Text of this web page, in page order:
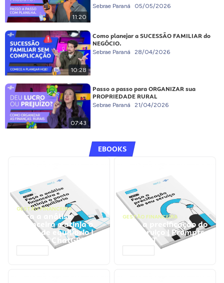
11:20
Sebrae Paraná 05/05/2026
10:28
Como planejar a SUCESSÃO FAMILIAR do
NEGÓCIO.
Sebrae Paraná 28/04/2026
07:43
Passo a passo para ORGANIZAR sua
PROPRIEDADE RURAL
Sebrae Paraná 21/04/2026
EBOOKS
GESTÃO FINANCEIRA
Faça a análise
financeira e atinja o
ponto de equilíbrio |
Prompts ChatGPT
GESTÃO FINANCEIRA
Faça a precificação do
seu serviço | Prompts
ChatGPT